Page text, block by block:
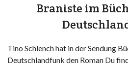
Braniste im
Tino Schlench hat in der Sendung
Deutschlandfunk den Roman Du